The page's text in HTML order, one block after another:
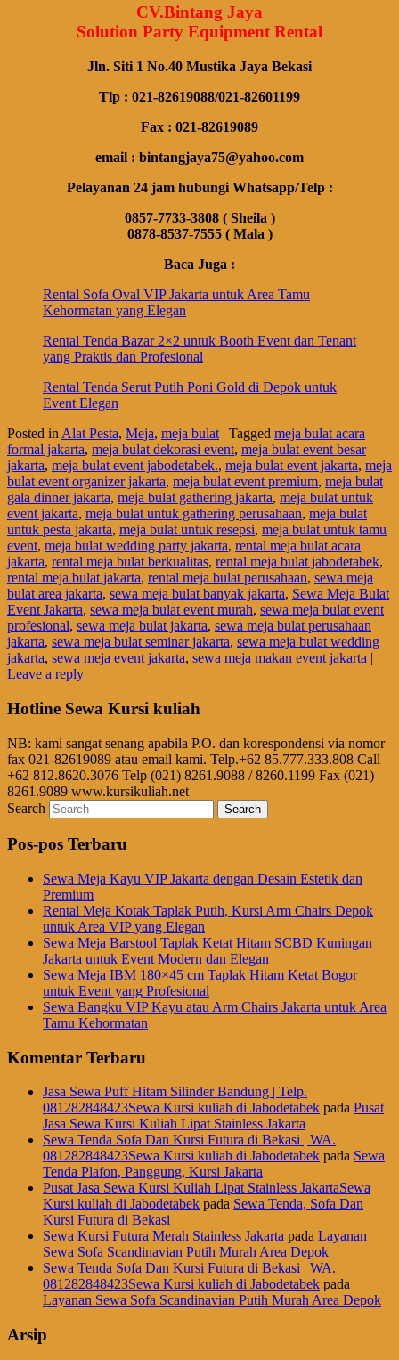
CV.Bintang Jaya
Solution Party Equipment Rental
Jln. Siti 1 No.40 Mustika Jaya Bekasi
Tlp : 021-82619088/021-82601199
Fax : 021-82619089
email : bintangjaya75@yahoo.com
Pelayanan 24 jam hubungi Whatsapp/Telp :
0857-7733-3808 ( Sheila )
0878-8537-7555 ( Mala )
Baca Juga :
Rental Sofa Oval VIP Jakarta untuk Area Tamu
Kehormatan yang Elegan
Rental Tenda Bazar 2×2 untuk Booth Event dan Tenant
yang Praktis dan Profesional
Rental Tenda Serut Putih Poni Gold di Depok untuk
Event Elegan
Posted in Alat Pesta, Meja, meja bulat | Tagged meja bulat acara
formal jakarta, meja bulat dekorasi event, meja bulat event besar
jakarta, meja bulat event jabodetabek., meja bulat event jakarta, meja
bulat event organizer jakarta, meja bulat event premium, meja bulat
gala dinner jakarta, meja bulat gathering jakarta, meja bulat untuk
event jakarta, meja bulat untuk gathering perusahaan, meja bulat
untuk pesta jakarta, meja bulat untuk resepsi, meja bulat untuk tamu
event, meja bulat wedding party jakarta, rental meja bulat acara
jakarta, rental meja bulat berkualitas, rental meja bulat jabodetabek,
rental meja bulat jakarta, rental meja bulat perusahaan, sewa meja
bulat area jakarta, sewa meja bulat banyak jakarta, Sewa Meja Bulat
Event Jakarta, sewa meja bulat event murah, sewa meja bulat event
profesional, sewa meja bulat jakarta, sewa meja bulat perusahaan
jakarta, sewa meja bulat seminar jakarta, sewa meja bulat wedding
jakarta, sewa meja event jakarta, sewa meja makan event jakarta |
Leave a reply
Hotline Sewa Kursi kuliah
NB: kami sangat senang apabila P.O. dan korespondensi via nomor
fax 021-82619089 atau email kami. Telp.+62 85.777.333.808 Call
+62 812.8620.3076 Telp (021) 8261.9088 / 8260.1199 Fax (021)
8261.9089 www.kursikuliah.net
Search
Pos-pos Terbaru
Sewa Meja Kayu VIP Jakarta dengan Desain Estetik dan
Premium
Rental Meja Kotak Taplak Putih, Kursi Arm Chairs Depok
untuk Area VIP yang Elegan
Sewa Meja Barstool Taplak Ketat Hitam SCBD Kuningan
Jakarta untuk Event Modern dan Elegan
Sewa Meja IBM 180×45 cm Taplak Hitam Ketat Bogor
untuk Event yang Profesional
Sewa Bangku VIP Kayu atau Arm Chairs Jakarta untuk Area
Tamu Kehormatan
Komentar Terbaru
Jasa Sewa Puff Hitam Silinder Bandung | Telp.
081282848423Sewa Kursi kuliah di Jabodetabek pada Pusat
Jasa Sewa Kursi Kuliah Lipat Stainless Jakarta
Sewa Tenda Sofa Dan Kursi Futura di Bekasi | WA.
081282848423Sewa Kursi kuliah di Jabodetabek pada Sewa
Tenda Plafon, Panggung, Kursi Jakarta
Pusat Jasa Sewa Kursi Kuliah Lipat Stainless JakartaSewa
Kursi kuliah di Jabodetabek pada Sewa Tenda, Sofa Dan
Kursi Futura di Bekasi
Sewa Kursi Futura Merah Stainless Jakarta pada Layanan
Sewa Sofa Scandinavian Putih Murah Area Depok
Sewa Tenda Sofa Dan Kursi Futura di Bekasi | WA.
081282848423Sewa Kursi kuliah di Jabodetabek pada
Layanan Sewa Sofa Scandinavian Putih Murah Area Depok
Arsip